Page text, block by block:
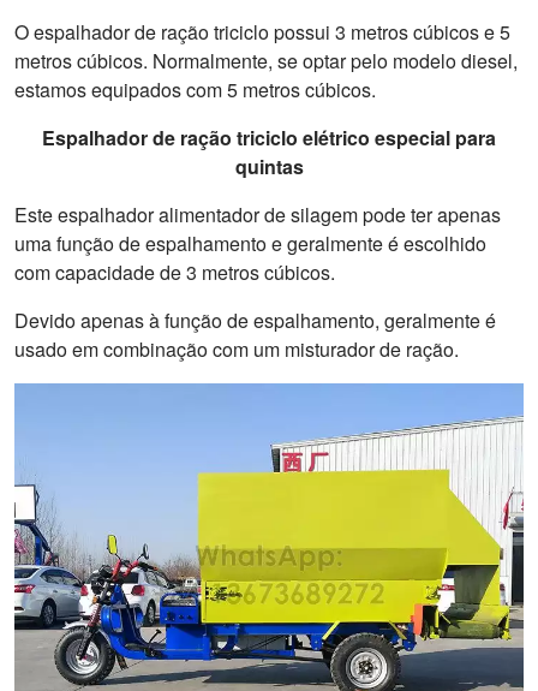
O espalhador de ração triciclo possui 3 metros cúbicos e 5
metros cúbicos. Normalmente, se optar pelo modelo diesel,
estamos equipados com 5 metros cúbicos.
Espalhador de ração triciclo elétrico especial para
quintas
Este espalhador alimentador de silagem pode ter apenas
uma função de espalhamento e geralmente é escolhido
com capacidade de 3 metros cúbicos.
Devido apenas à função de espalhamento, geralmente é
usado em combinação com um misturador de ração.